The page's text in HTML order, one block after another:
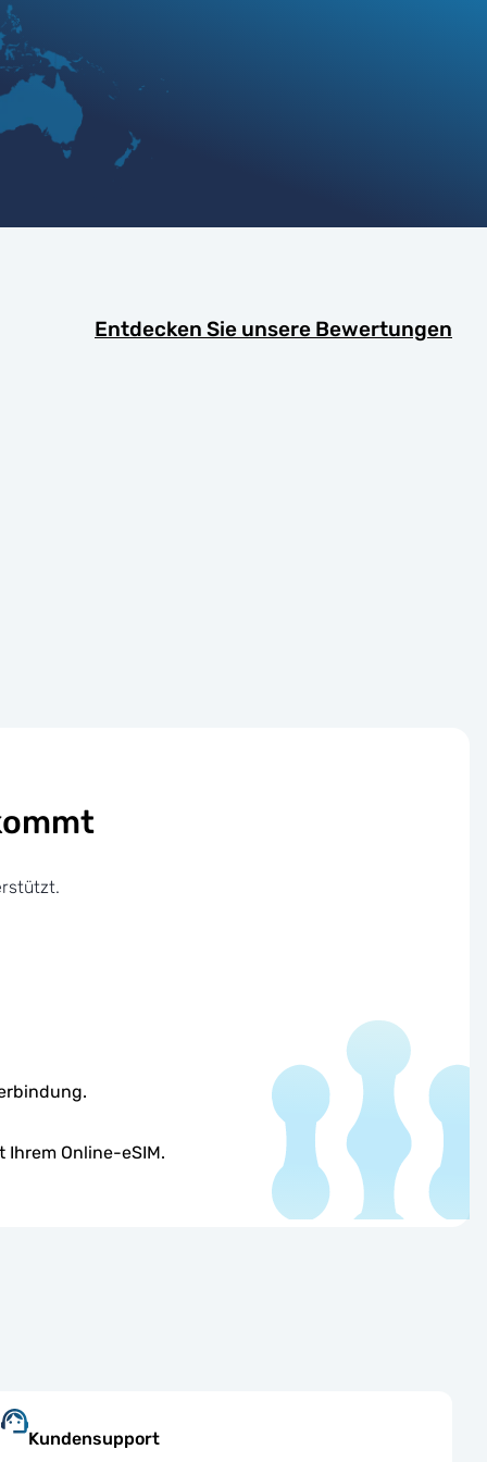
Entdecken Sie unsere Bewertungen
Online-eSIM.
Kundensupport